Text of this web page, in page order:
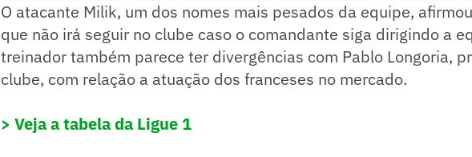
O atacante Milik, um dos nomes mais pesados da equipe,
que não irá seguir no clube caso o comandante siga dirigindo a
treinador também parece ter divergências com Pablo Longoria,
clube, com relação a atuação dos franceses no mercado.
> Veja a tabela da Ligue 1